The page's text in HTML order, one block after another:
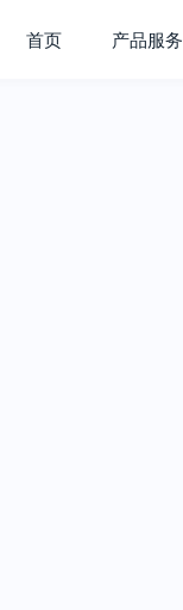
首页 产品服务